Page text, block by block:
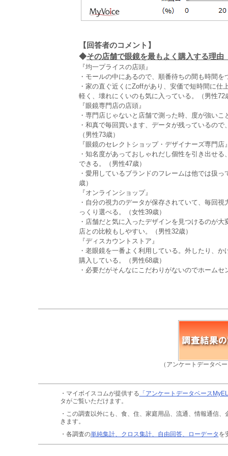
【回答者のコメント】
◆その店舗で眼鏡を最もよく購入する理由
『均一プライスの店頭』
・モールの中にあるので、順番待ちの間も時間
・家の直ぐ近くにZoffがあり、安価で短時間に
軽く、壊れにくいのも気に入っている。（男性72
『眼鏡専門店の店頭』
・専門店じゃないと店舗で測った時、度が強い
・和真で毎回買います、データが残っているの
（男性73歳）
『眼鏡のセレクトショップ・デザイナーズ専門店
・知名度があっておしゃれだし個性を引き出せ
できる。（男性47歳）
・愛用しているブランドのフレームは他では扱
歳）
『オンラインショップ』
・自分の視力のデータが保存されていて、毎回
っくり選べる。（女性39歳）
・店舗だと気に入ったデザインを見つけるのが
店との比較もしやすい。（男性32歳）
『ディスカウントストア』
・老眼鏡を一番よく利用している。外したり、
購入している。（男性68歳）
・必要だがそんなにこだわりがないのでホーム
（アンケートデータベ
・マイボイスコムが提供する 「アンケートデータベース
タがご覧いただけます。
・この調査以外にも、食、住、家庭用品、流通、情報通信、
きます。
・各調査の単純集計、クロス集計、自由回答、ローデータ を